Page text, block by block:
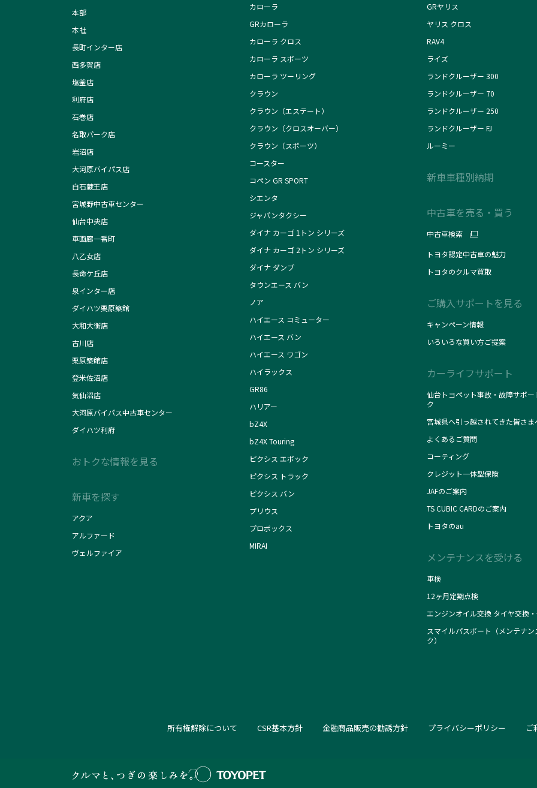
本部
本社
長町インター店
西多賀店
塩釜店
利府店
石巻店
名取パーク店
岩沼店
大河原バイパス店
白石蔵王店
宮城野中古車センター
仙台中央店
車画廊一番町
八乙女店
長命ケ丘店
泉インター店
ダイハツ栗原築館
大和大衡店
古川店
栗原築館店
登米佐沼店
気仙沼店
大河原バイパス中古車センター
ダイハツ利府
おトクな情報を見る
新車を探す
アクア
アルファード
ヴェルファイア
カローラ
GRカローラ
カローラ クロス
カローラ スポーツ
カローラ ツーリング
クラウン
クラウン（エステート）
クラウン（クロスオーバー）
クラウン（スポーツ）
コースター
コペン GR SPORT
シエンタ
ジャパンタクシー
ダイナ カーゴ 1トン シリーズ
ダイナ カーゴ 2トン シリーズ
ダイナ ダンプ
タウンエース バン
ノア
ハイエース コミューター
ハイエース バン
ハイエース ワゴン
ハイラックス
GR86
ハリアー
bZ4X
bZ4X Touring
ピクシス エポック
ピクシス トラック
ピクシス バン
プリウス
プロボックス
MIRAI
GRヤリス
ヤリス クロス
RAV4
ライズ
ランドクルーザー 300
ランドクルーザー 70
ランドクルーザー 250
ランドクルーザー FJ
ルーミー
新車車種別納期
中古車を売る・買う
中古車検索
トヨタ認定中古車の魅力
トヨタのクルマ買取
ご購入サポートを見る
キャンペーン情報
いろいろな買い方ご提案
カーライフサポート
仙台トヨペット事故・故障サポー
ク
宮城県へ引っ越されてきた皆さま
よくあるご質問
コーティング
クレジット一体型保険
JAFのご案内
TS CUBIC CARDのご案内
トヨタのau
メンテナンスを受ける
車検
12ヶ月定期点検
エンジンオイル交換 タイヤ交換
スマイルパスポート（メンテナン
ク）
所有権解除について CSR基本方針 金融商品販売の勧誘方針 プライバシーポリシー ご